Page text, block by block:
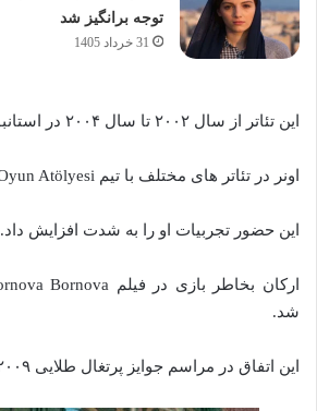
توجه برانگیز شد
31 خرداد 1405
این تئاتر از سال ۲۰۰۲ تا سال ۲۰۰۴ در استانبول اجرا شد.
اونر در تئاتر های مختلف با تیم Oyun Atölyesi شرکت کرد.
این حضور تجربیات او را به شدت افزایش داد.
شد.
این اتفاق در مراسم جوایز پرتغال طلایی ۲۰۰۹ صورت گرفت